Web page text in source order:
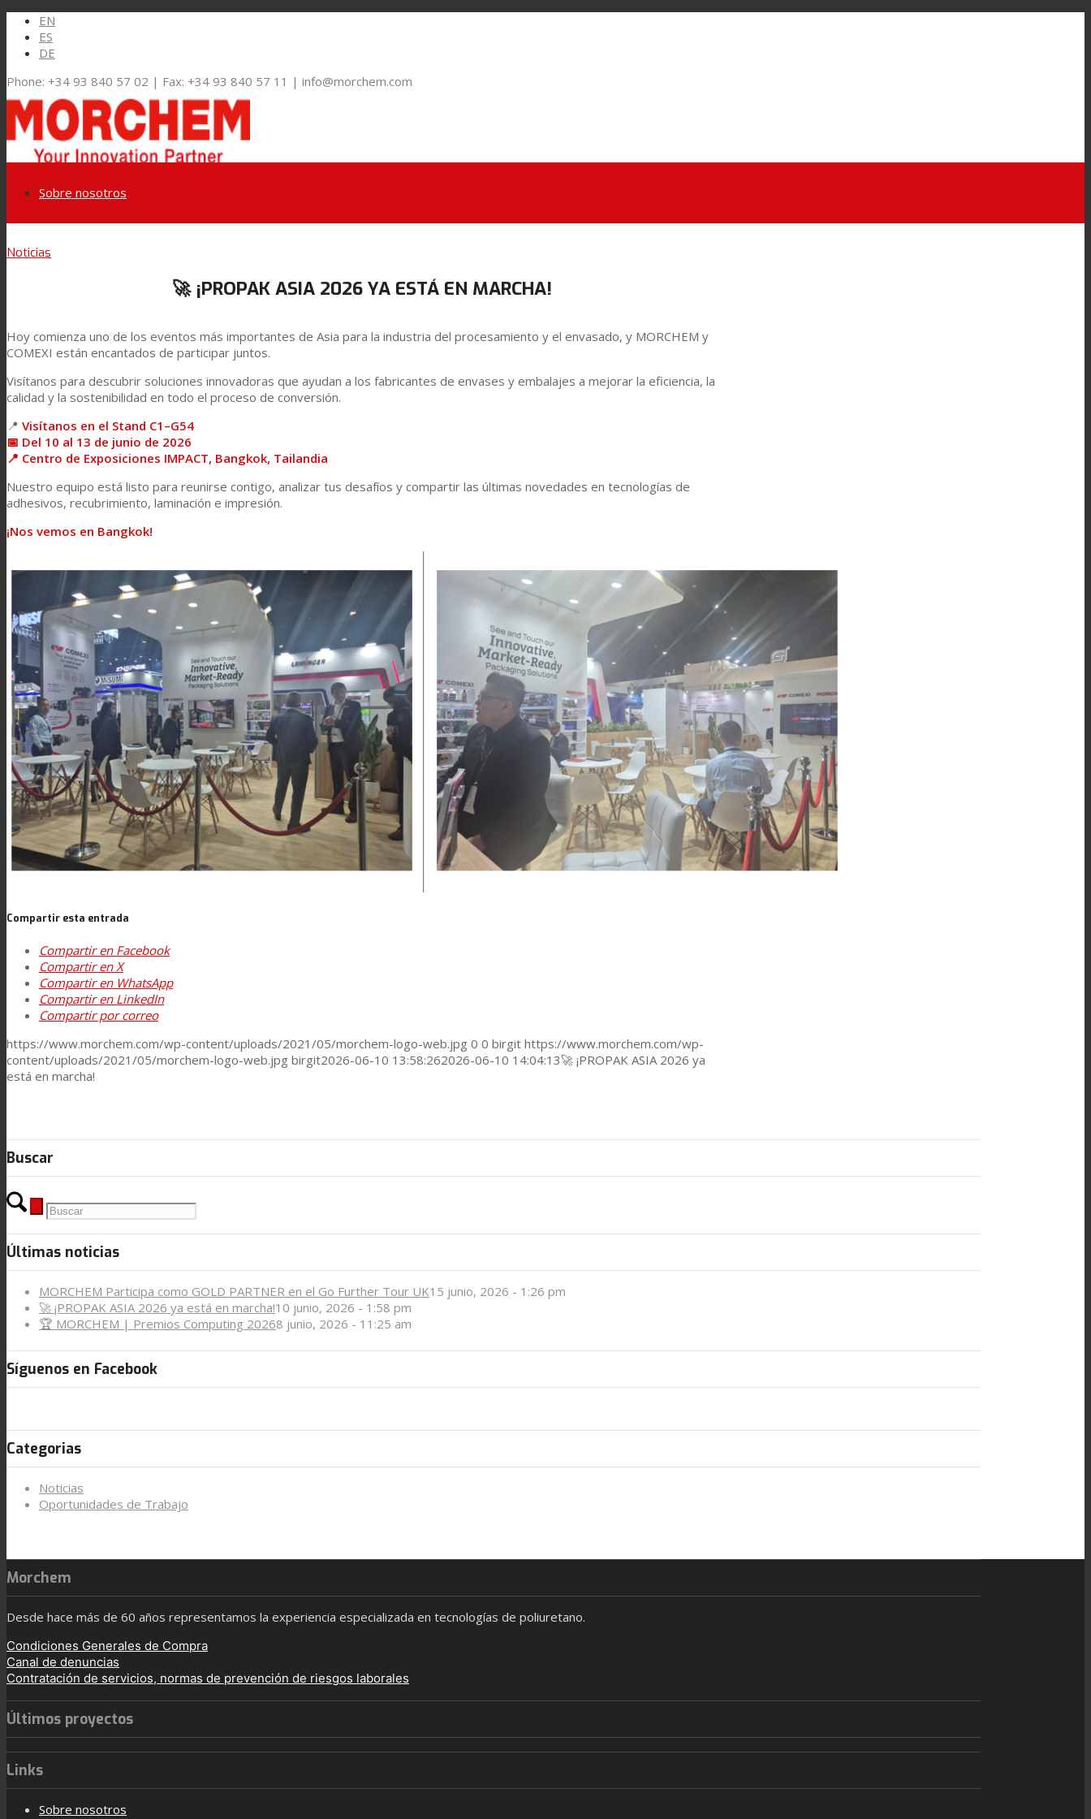
EN
ES
DE
Phone: +34 93 840 57 02 | Fax: +34 93 840 57 11 | info@morchem.com
Link to Mail
Sobre nosotros
Mercados y Soluciones
Laminación de paneles
Laminación técnica
Laminación textil
Innovación
I+D
Asistencia Técnica
Prestaciones
Sostenibilidad
Carrera
Atención al Cliente
Certificaciones
Contacto
Menú Menú
Noticias
🚀 ¡PROPAK ASIA 2026 YA ESTÁ EN MARCHA!
Hoy comienza uno de los eventos más importantes de Asia para la industria del procesamiento y el envasado, y MORCHEM y
COMEXI están encantados de participar juntos.
Visítanos para descubrir soluciones innovadoras que ayudan a los fabricantes de envases y embalajes a mejorar la eficiencia, la
calidad y la sostenibilidad en todo el proceso de conversión.
📍 Visítanos en el Stand C1–G54
📅 Del 10 al 13 de junio de 2026
📍 Centro de Exposiciones IMPACT, Bangkok, Tailandia
Nuestro equipo está listo para reunirse contigo, analizar tus desafíos y compartir las últimas novedades en tecnologías de
adhesivos, recubrimiento, laminación e impresión.
¡Nos vemos en Bangkok!
Compartir esta entrada
Compartir en Facebook
Compartir en X
Compartir en WhatsApp
Compartir en LinkedIn
Compartir por correo
https://www.morchem.com/wp-content/uploads/2021/05/morchem-logo-web.jpg 0 0 birgit https://www.morchem.com/wp-
content/uploads/2021/05/morchem-logo-web.jpg birgit2026-06-10 13:58:262026-06-10 14:04:13🚀 ¡PROPAK ASIA 2026 ya
está en marcha!
Buscar
Últimas noticias
MORCHEM Participa como GOLD PARTNER en el Go Further Tour UK15 junio, 2026 - 1:26 pm
🚀 ¡PROPAK ASIA 2026 ya está en marcha!10 junio, 2026 - 1:58 pm
🏆 MORCHEM | Premios Computing 20268 junio, 2026 - 11:25 am
Síguenos en Facebook
Categorias
Noticias
Oportunidades de Trabajo
Morchem
Desde hace más de 60 años representamos la experiencia especializada en tecnologías de poliuretano.
Condiciones Generales de Compra
Canal de denuncias
Contratación de servicios, normas de prevención de riesgos laborales
Últimos proyectos
Links
Sobre nosotros